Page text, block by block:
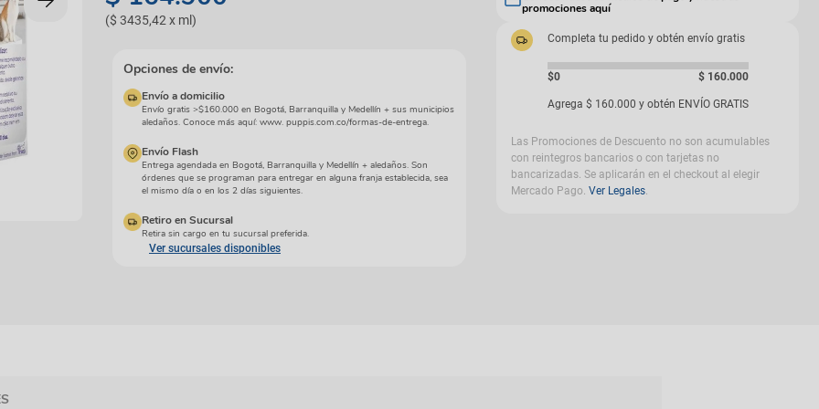
manchas
Cuidados especiales
($ 3435,42 x ml)
Opciones de envío:
Envío a domicilio
Envío gratis >$160.000 en Bogotá, Barranquilla y Medellín + sus municipios
aledaños. Conoce más aquí: www. puppis.com.co/formas-de-entrega.
Envío Flash
Entrega agendada en Bogotá, Barranquilla y Medellín + aledaños. Son
órdenes que se programan para entregar en alguna franja establecida, sea
el mismo día o en los 2 días siguientes.
Retiro en Sucursal
Retira sin cargo en tu sucursal preferida.
Ver sucursales disponibles
promociones aquí
Completa tu pedido y obtén envío gratis
$0 $ 160.000
Agrega $ 160.000 y obtén ENVÍO GRATIS
Las Promociones de Descuento no son acumulables
con reintegros bancarios o con tarjetas no
bancarizadas. Se aplicarán en el checkout al elegir
Mercado Pago. Ver Legales.